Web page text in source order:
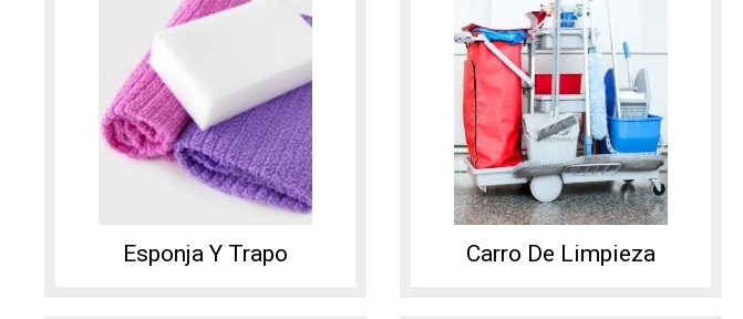
Esponja Y Trapo Carro De Limpieza